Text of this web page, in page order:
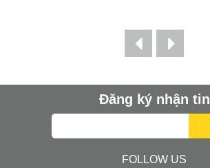
Đăng ký nhận tin
FOLLOW US